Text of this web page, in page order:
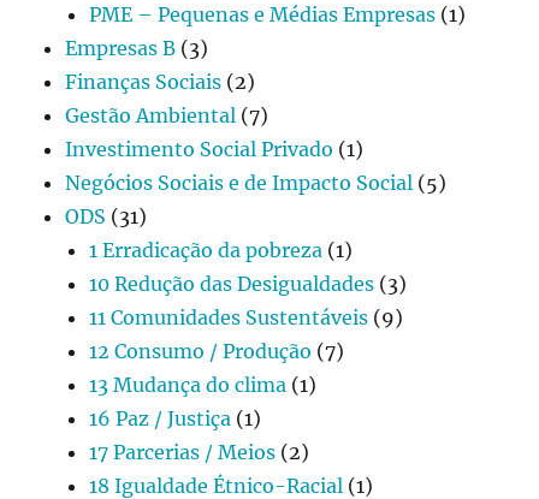
PME – Pequenas e Médias Empresas (1)
Empresas B (3)
Finanças Sociais (2)
Gestão Ambiental (7)
Investimento Social Privado (1)
Negócios Sociais e de Impacto Social (5)
ODS (31)
1 Erradicação da pobreza (1)
10 Redução das Desigualdades (3)
11 Comunidades Sustentáveis (9)
12 Consumo / Produção (7)
13 Mudança do clima (1)
16 Paz / Justiça (1)
17 Parcerias / Meios (2)
18 Igualdade Étnico-Racial (1)